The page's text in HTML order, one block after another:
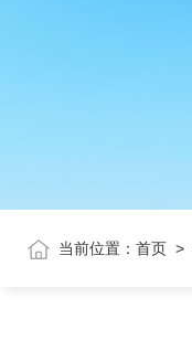
当前位置： 首页 >